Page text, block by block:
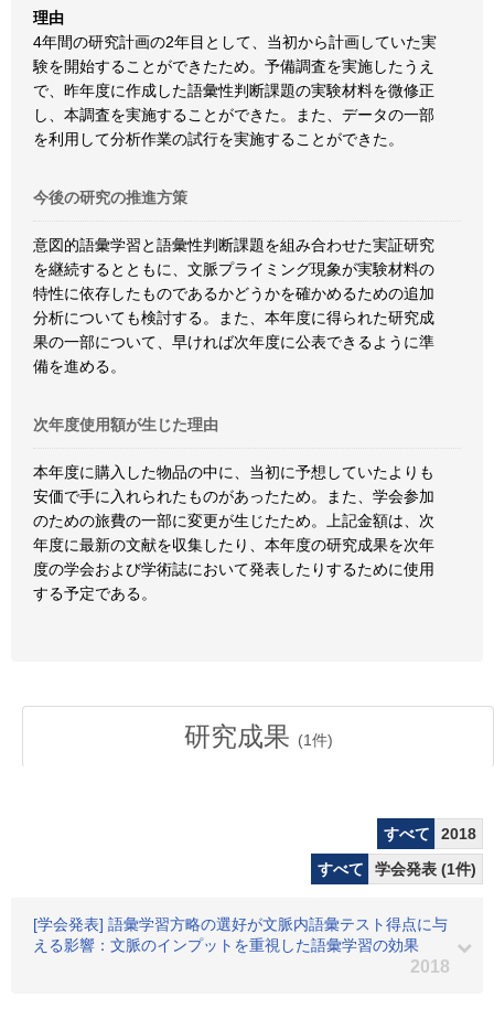
理由
4年間の研究計画の2年目として、当初から計画していた実
験を開始することができたため。予備調査を実施したうえ
で、昨年度に作成した語彙性判断課題の実験材料を微修正
し、本調査を実施することができた。また、データの一部
を利用して分析作業の試行を実施することができた。
今後の研究の推進方策
意図的語彙学習と語彙性判断課題を組み合わせた実証研究
を継続するとともに、文脈プライミング現象が実験材料の
特性に依存したものであるかどうかを確かめるための追加
分析についても検討する。また、本年度に得られた研究成
果の一部について、早ければ次年度に公表できるように準
備を進める。
次年度使用額が生じた理由
本年度に購入した物品の中に、当初に予想していたよりも
安価で手に入れられたものがあったため。また、学会参加
のための旅費の一部に変更が生じたため。上記金額は、次
年度に最新の文献を収集したり、本年度の研究成果を次年
度の学会および学術誌において発表したりするために使用
する予定である。
研究成果 (1件)
すべて
2018
すべて
学会発表 (1件)
[学会発表] 語彙学習方略の選好が文脈内語彙テスト得点に与
える影響：文脈のインプットを重視した語彙学習の効果
2018